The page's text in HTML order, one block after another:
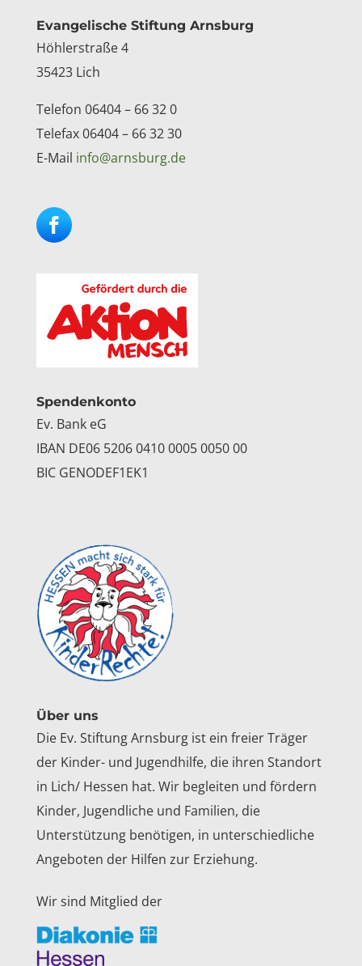
Kontakt
Evangelische Stiftung Arnsburg
Höhlerstraße 4
35423 Lich
Telefon 06404 – 66 32 0
Telefax 06404 – 66 32 30
E-Mail info@arnsburg.de
Spendenkonto
Ev. Bank eG
IBAN DE06 5206 0410 0005 0050 00
BIC GENODEF1EK1
Über uns
Die Ev. Stiftung Arnsburg ist ein freier Träger
der Kinder- und Jugendhilfe, die ihren Standort
in Lich/ Hessen hat. Wir begleiten und fördern
Kinder, Jugendliche und Familien, die
Unterstützung benötigen, in unterschiedliche
Angeboten der Hilfen zur Erziehung.
Wir sind Mitglied der